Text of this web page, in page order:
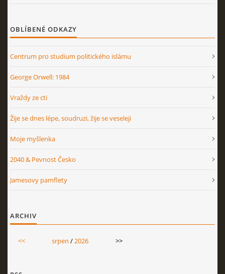
OBLÍBENÉ ODKAZY
Centrum pro studium politického islámu
George Orwell: 1984
Vraždy ze cti
Žije se dnes lépe, soudruzi, žije se veseleji
Moje myšlenka
2040 & Pevnost Česko
Jamesovy pamflety
ARCHIV
<< srpen /2026 >>